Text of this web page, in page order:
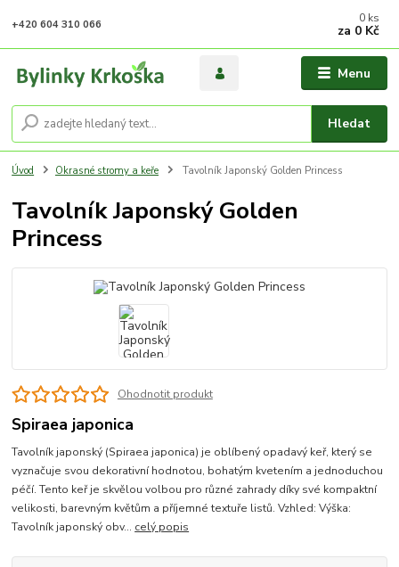
Menu
Hledat
+420 604 310 066 0 ks
za 0 Kč
Úvod Okrasné stromy a keře Tavolník Japonský Golden Princess
Tavolník Japonský Golden
Princess
Ohodnotit produkt
Spiraea japonica
Tavolník japonský (Spiraea japonica) je oblíbený opadavý keř, který se
vyznačuje svou dekorativní hodnotou, bohatým kvetením a jednoduchou
péčí. Tento keř je skvělou volbou pro různé zahrady díky své kompaktní
velikosti, barevným květům a příjemné textuře listů. Vzhled: Výška:
Tavolník japonský obv... celý popis